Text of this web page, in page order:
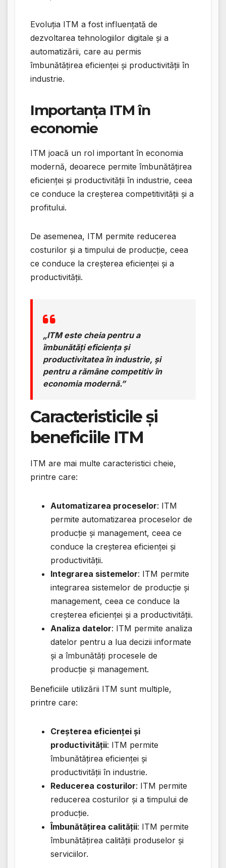
Evoluția ITM a fost influențată de
dezvoltarea tehnologiilor digitale și a
automatizării, care au permis
îmbunătățirea eficienței și productivității în
industrie.
Importanța ITM în
economie
ITM joacă un rol important în economia
modernă, deoarece permite îmbunătățirea
eficienței și productivității în industrie, ceea
ce conduce la creșterea competitivității și a
profitului.
De asemenea, ITM permite reducerea
costurilor și a timpului de producție, ceea
ce conduce la creșterea eficienței și a
productivității.
„ITM este cheia pentru a
îmbunătăți eficiența și
productivitatea în industrie, și
pentru a rămâne competitiv în
economia modernă.”
Caracteristicile și
beneficiile ITM
ITM are mai multe caracteristici cheie,
printre care:
Automatizarea proceselor: ITM
permite automatizarea proceselor de
producție și management, ceea ce
conduce la creșterea eficienței și
productivității.
Integrarea sistemelor: ITM permite
integrarea sistemelor de producție și
management, ceea ce conduce la
creșterea eficienței și a productivității.
Analiza datelor: ITM permite analiza
datelor pentru a lua decizii informate
și a îmbunătăți procesele de
producție și management.
Beneficiile utilizării ITM sunt multiple,
printre care:
Creșterea eficienței și
productivității: ITM permite
îmbunătățirea eficienței și
productivității în industrie.
Reducerea costurilor: ITM permite
reducerea costurilor și a timpului de
producție.
Îmbunătățirea calității: ITM permite
îmbunătățirea calității produselor și
serviciilor.